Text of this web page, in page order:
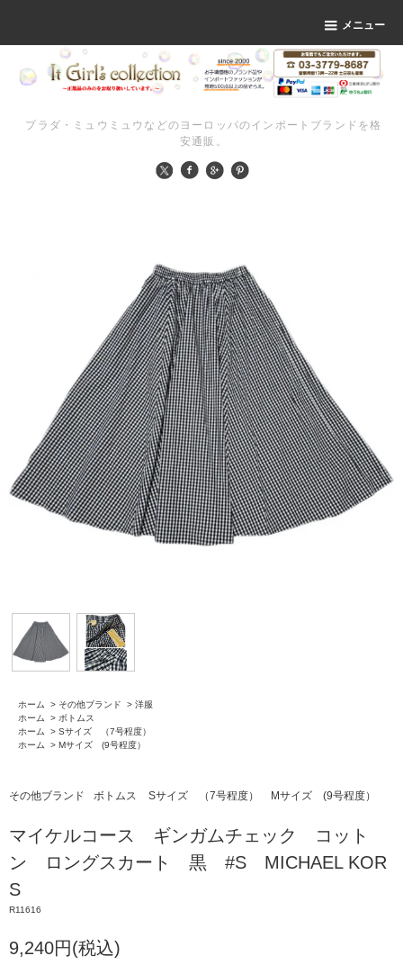
メニュー
プラダ・ミュウミュウなどのヨーロッパのインポートブランドを格
安通販。
ホーム > その他ブランド > 洋服
ホーム
> ボトムス
ホーム
> Sサイズ （7号程度）
ホーム
> Mサイズ (9号程度）
その他ブランド ボトムス Sサイズ （7号程度） Mサイズ (9号程度）
マイケルコース ギンガムチェック コット
ン ロングスカート 黒 #S MICHAEL KOR
S
R11616
9,240円(税込)